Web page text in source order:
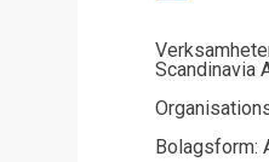
Scandinavia
Bolagsform: